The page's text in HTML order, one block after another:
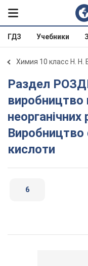
ГДЗ Учебники
Химия 10 класс Н. Н.
Раздел РОЗДІЛ 4. Промислове
Виробництво
кислоти
6